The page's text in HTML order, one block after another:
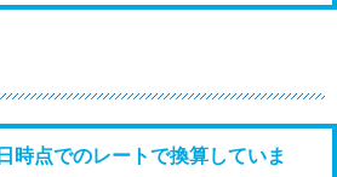
時点でのレートで換算していま